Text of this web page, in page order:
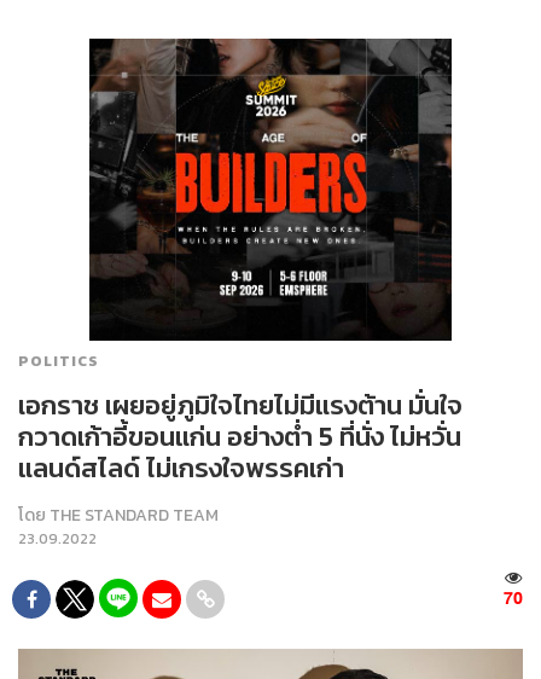
POLITICS
เอกราช เผยอยู่ภูมิใจไทยไม่มีแรงต้าน มั่นใจ
กวาดเก้าอี้ขอนแก่น อย่างต่ำ 5 ที่นั่ง ไม่หวั่น
แลนด์สไลด์ ไม่เกรงใจพรรคเก่า
โดย THE STANDARD TEAM
23.09.2022
70